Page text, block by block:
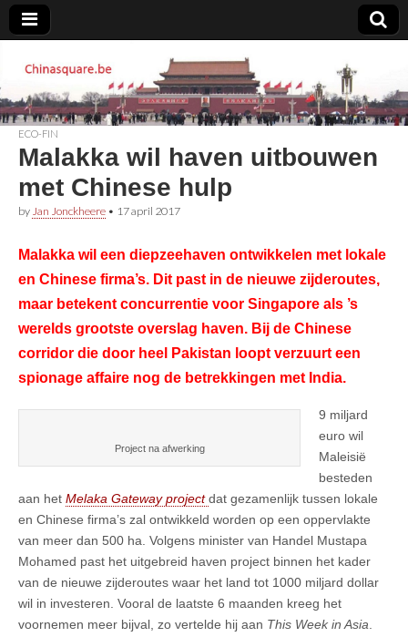
Chinasquare.be
ECO-FIN
Malakka wil haven uitbouwen
met Chinese hulp
by Jan Jonckheere • 17 april 2017
Malakka wil een diepzeehaven ontwikkelen met lokale
en Chinese firma’s. Dit past in de nieuwe zijderoutes,
maar betekent concurrentie voor Singapore als ’s
werelds grootste overslag haven. Bij de Chinese
corridor die door heel Pakistan loopt verzuurt een
spionage affaire nog de betrekkingen met India.
Project na afwerking
9 miljard
euro wil
Maleisië
besteden
aan het Melaka Gateway project dat gezamenlijk tussen lokale
en Chinese firma’s zal ontwikkeld worden op een oppervlakte
van meer dan 500 ha. Volgens minister van Handel Mustapa
Mohamed past het uitgebreid haven project binnen het kader
van de nieuwe zijderoutes waar het land tot 1000 miljard dollar
wil in investeren. Vooral de laatste 6 maanden kreeg het
voornemen meer bijval, zo vertelde hij aan This Week in Asia.